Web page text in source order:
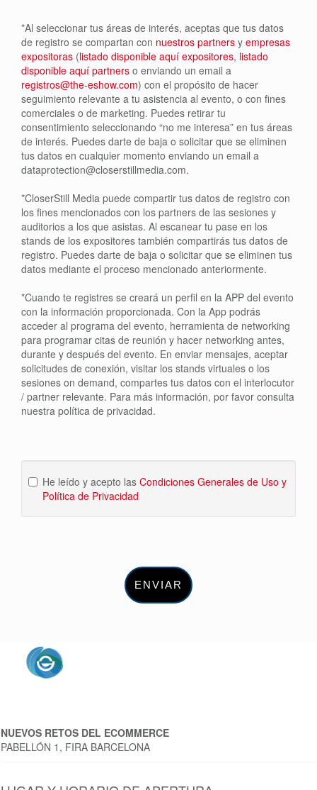
*Al seleccionar tus áreas de interés, aceptas que tus datos
de registro se compartan con nuestros partners y empresas
expositoras (listado disponible aquí expositores, listado
disponible aquí partners o enviando un email a
registros@the-eshow.com) con el propósito de hacer
seguimiento relevante a tu asistencia al evento, o con fines
comerciales o de marketing. Puedes retirar tu
consentimiento seleccionando “no me interesa” en tus áreas
de interés. Puedes darte de baja o solicitar que se eliminen
tus datos en cualquier momento enviando un email a
dataprotection@closerstillmedia.com.
*CloserStill Media puede compartir tus datos de registro con
los fines mencionados con los partners de las sesiones y
auditorios a los que asistas. Al escanear tu pase en los
stands de los expositores también compartirás tus datos de
registro. Puedes darte de baja o solicitar que se eliminen tus
datos mediante el proceso mencionado anteriormente.
*Cuando te registres se creará un perfil en la APP del evento
con la información proporcionada. Con la App podrás
acceder al programa del evento, herramienta de networking
para programar citas de reunión y hacer networking antes,
durante y después del evento. En enviar mensajes, aceptar
solicitudes de conexión, visitar los stands virtuales o los
sesiones on demand, compartes tus datos con el interlocutor
/ partner relevante. Para más información, por favor consulta
nuestra política de privacidad.
He leído y acepto las Condiciones Generales de Uso y
Política de Privacidad
ENVIAR
NUEVOS RETOS DEL ECOMMERCE
PABELLÓN 1, FIRA BARCELONA